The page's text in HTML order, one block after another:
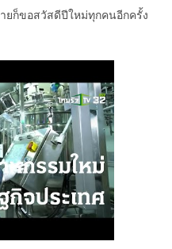
ก็ขอสวัสดีปีใหม่ทุกคนอีกครั้ง